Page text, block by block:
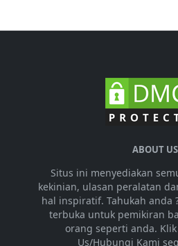
ABOUT US
Situs ini menyediakan
kekinian, ulasan peralatan
hal inspiratif. Tahukah anda
terbuka untuk pemikiran
orang seperti anda.
Us/Hubungi Kami